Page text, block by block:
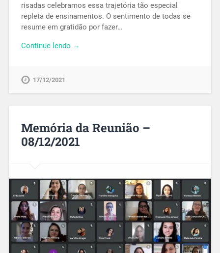
risadas celebramos essa trajetória tão especial
repleta de ensinamentos. O sentimento de todas se
resume em gratidão por fazer…
Continue lendo →
17/12/2021
Memória da Reunião –
08/12/2021